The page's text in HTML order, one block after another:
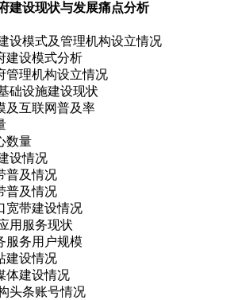
建设现状与发展痛点分析
设模式及管理机构设立情况
建设模式分析
管理机构设立情况
础设施建设现状
及互联网普及率
数量
设情况
普及情况
普及情况
宽带建设情况
用服务现状
服务用户规模
建设情况
体建设情况
头条账号情况